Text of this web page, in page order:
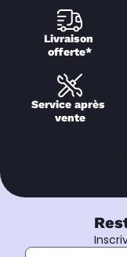
Livraison
offerte*
Service après
vente